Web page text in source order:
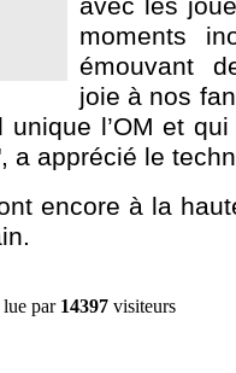
moments
émouvant
joie à nos
unique l’OM et
a apprécié le
encore à la
par 14397 visiteurs